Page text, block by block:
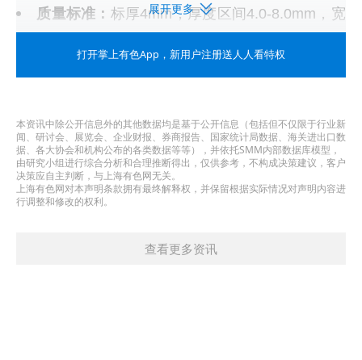
质量标准： 标厚4mm，厚度区间4.0-8.0mm，宽
最小成交量级：最小20吨
交付期限：30天内
发布时间：工作日，马来西亚时间上午12点
或其他常规支付方式
展开更多
打开掌上有色App ，新用户注册送人人看特权
本资讯中除公开信息外的其他数据均是基于公开信息（包括但不仅限于行业新
闻、研讨会、展览会、企业财报、券商报告、国家统计局数据、海关进出口数
据、各大协会和机构公布的各类数据等等），并依托SMM内部数据库模型，
由研究小组进行综合分析和合理推断得出，仅供参考，不构成决策建议，客户
决策应自主判断，与上海有色网无关。
上海有色网对本声明条款拥有最终解释权，并保留根据实际情况对声明内容进
行调整和修改的权利。
查看更多资讯